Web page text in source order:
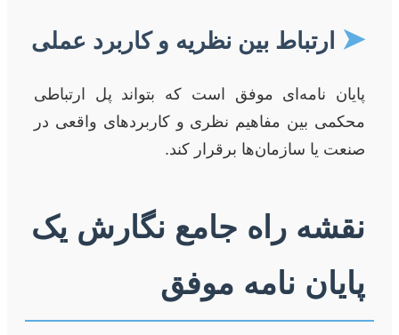
➤ ارتباط بین نظریه و کاربرد عملی
پایان نامه‌ای موفق است که بتواند پل ارتباطی
محکمی بین مفاهیم نظری و کاربردهای واقعی در
صنعت یا سازمان‌ها برقرار کند.
نقشه راه جامع نگارش یک
پایان نامه موفق